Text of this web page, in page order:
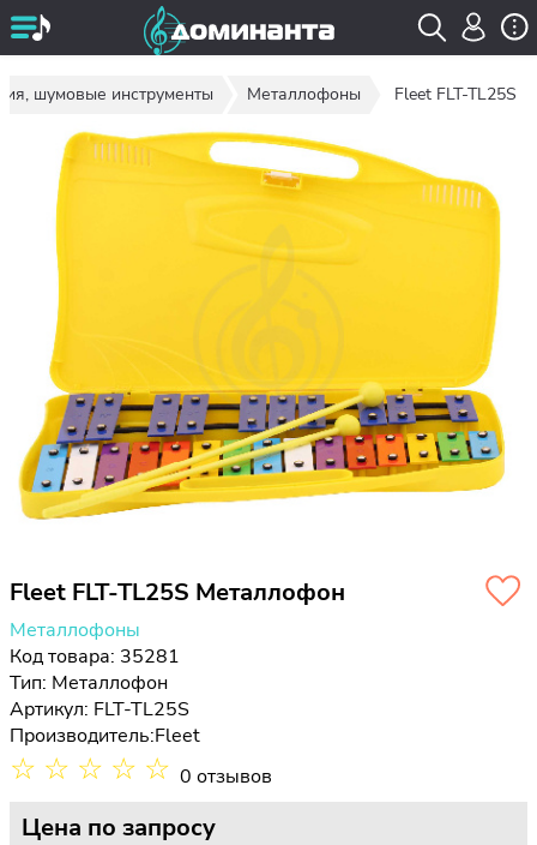
шумовые инструменты Металлофоны Fleet FLT-TL25S
Fleet FLT-TL25S Металлофон
Металлофоны
Код товара: 35281
Тип: Металлофон
Артикул: FLT-TL25S
Производитель:Fleet
☆ ☆ ☆ ☆ ☆ 0 отзывов
Цена по запросу